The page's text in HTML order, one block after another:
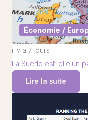
Économie /
il y a 7 jours
La Suède est-elle un
Lire la suite